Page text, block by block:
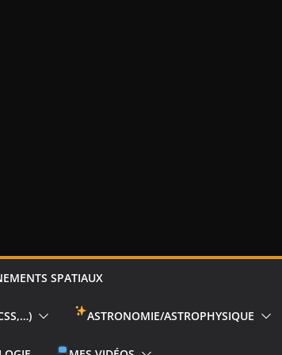
SPATIAUX
ASTRONOMIE/ASTROPHYSIQUE